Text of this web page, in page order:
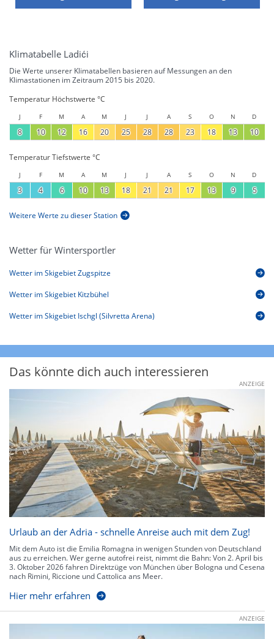
Klimatabelle Ladići
Die Werte unserer Klimatabellen basieren auf Messungen an den
Klimastationen im Zeitraum 2015 bis 2020.
Temperatur Höchstwerte °C
J F M A M J J A S O N D
8 10 12 16 20 25 28 28 23 18 13 10
Temperatur Tiefstwerte °C
J F M A M J J A S O N D
3 4 6 10 13 18 21 21 17 13 9 5
Weitere Werte zu dieser Station
Wetter für Wintersportler
Wetter im Skigebiet Zugspitze
Wetter im Skigebiet Kitzbühel
Wetter im Skigebiet Ischgl (Silvretta Arena)
Das könnte dich auch interessieren
ANZEIGE
Urlaub an der Adria - schnelle Anreise auch mit dem Zug!
Mit dem Auto ist die Emilia Romagna in wenigen Stunden von Deutschland
aus zu erreichen. Wer gerne autofrei reist, nimmt die Bahn: Von 2. April bis
3. Oktober 2026 fahren Direktzüge von München über Bologna und Cesena
nach Rimini, Riccione und Cattolica ans Meer.
Hier mehr erfahren
ANZEIGE